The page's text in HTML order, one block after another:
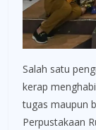
Salah satu
kerap
tugas maupun
Perpustakaan